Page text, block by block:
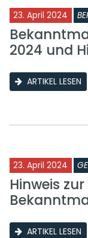
23. April 2024
2024 und
ARTIKEL LESEN
23. April 2024
Hinweis
ARTIKEL LESEN